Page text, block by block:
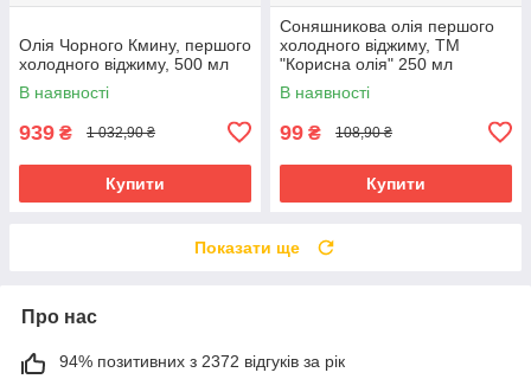
Олія Чорного Кмину, першого
холодного віджиму, 500 мл
В наявності
939 ₴ 1 032,90 ₴
Купити
Соняшникова олія першого
холодного віджиму, ТМ
"Корисна олія" 250 мл
В наявності
99 ₴ 108,90 ₴
Купити
Показати ще
Про нас
94% позитивних з 2372 відгуків за рік